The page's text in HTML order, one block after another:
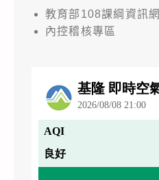
教育部108課綱資訊網
內控稽核專區